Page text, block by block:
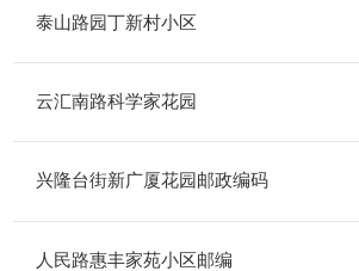
泰山路园丁新村小区
云汇南路科学家花园
兴隆台街新广厦花园邮政编码
人民路惠丰家苑小区邮编